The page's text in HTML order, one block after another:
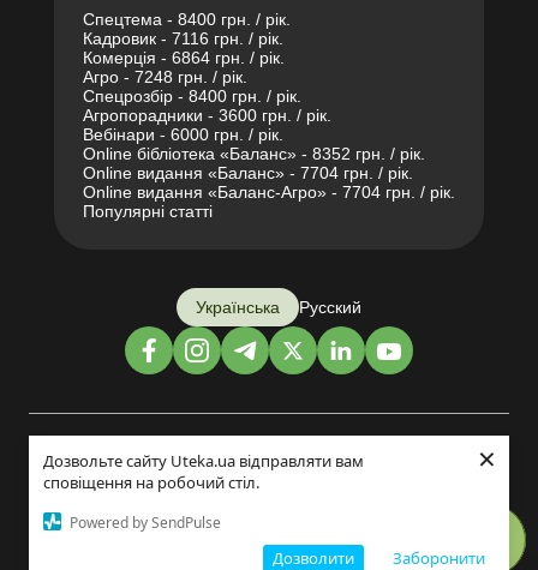
Дозвольте сайту Uteka.ua відправляти вам
сповіщення на робочий стіл.
Powered by SendPulse
Заборонити
Дозволити
×
Спецтема - 8400 грн. / рік.
Кадровик - 7116 грн. / рік.
Комерція - 6864 грн. / рік.
Агро - 7248 грн. / рік.
Спецрозбір - 8400 грн. / рік.
Агропорадники - 3600 грн. / рік.
Вебінари - 6000 грн. / рік.
Online бібліотека «Баланс» - 8352 грн. / рік.
Online видання «Баланс» - 7704 грн. / рік.
Online видання «Баланс-Агро» - 7704 грн. / рік.
Популярні статті
Українська Русский
Дизайн і розробка: